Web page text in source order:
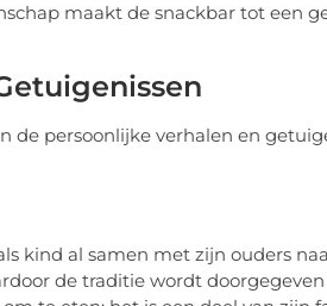
maakt de snackbar tot een
de persoonlijke verhalen en
kind al samen met zijn ouders
de traditie wordt